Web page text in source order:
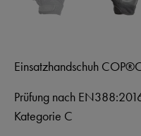
Einsatzhandschuh
Prüfung nach
Kategorie C